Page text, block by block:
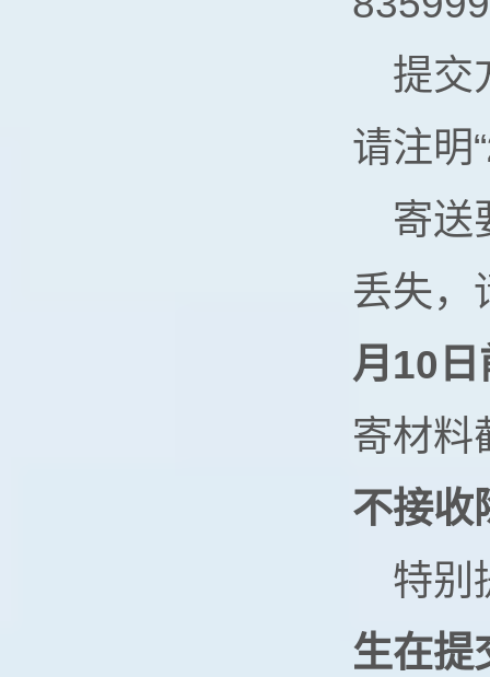
提交
请注明“
寄送
丢失，
月 10
寄材料
不接收
特别
生在提